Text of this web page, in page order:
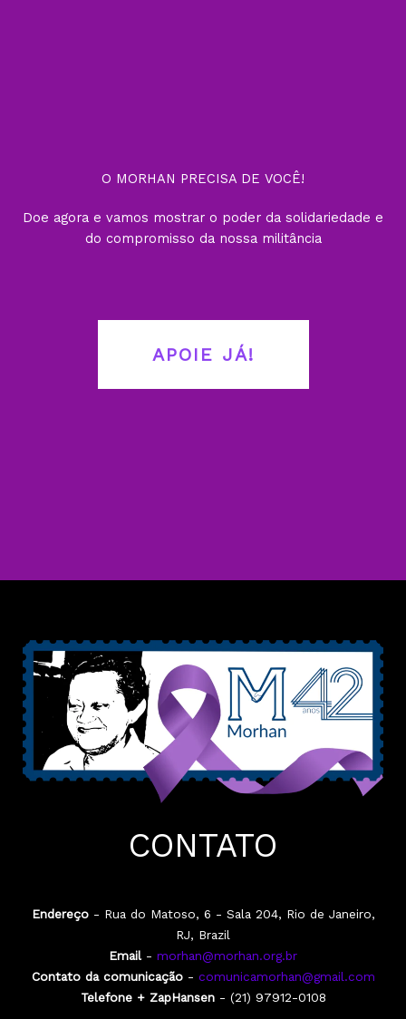
O MORHAN PRECISA DE VOCÊ!
Doe agora e vamos mostrar o poder da solidariedade e
do compromisso da nossa militância
APOIE JÁ!
CONTATO
Endereço- Rua do Matoso, 6 - Sala 204, Rio de Janeiro,
RJ, Brazil
Email- morhan@morhan.org.br
Contato da comunicação- comunicamorhan@gmail.com
Telefone + ZapHansen- (21) 97912-0108